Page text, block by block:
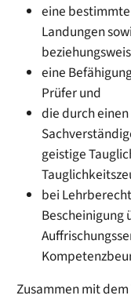
eine
Landungen
eine
Prüfer und
die durch
geistige
bei
Bescheinigung
Zusammen mit